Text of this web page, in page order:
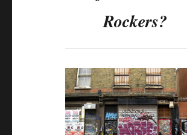
Rockers?